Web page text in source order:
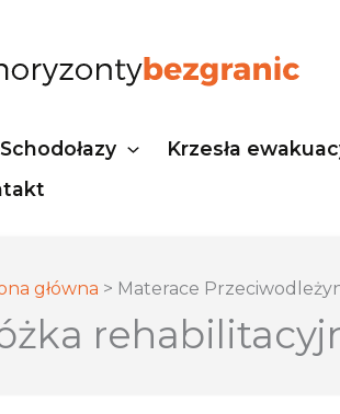
Schodołazy Krzesła
główna > Materace